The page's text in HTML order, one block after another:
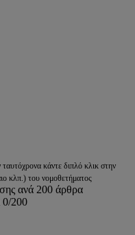
κάντε διπλό κλικ στην
κλπ.) του νομοθετήματος
ανά 200 άρθρα
0/200